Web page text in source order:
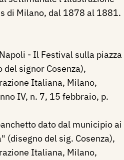
di Milano, dal 1878 al 1881.
- Il Festival sulla piazza
signor Cosenza),
Italiana, Milano,
IV, n. 7, 15 febbraio, p.
dato dal municipio ai
(disegno del sig. Cosenza),
Italiana, Milano,